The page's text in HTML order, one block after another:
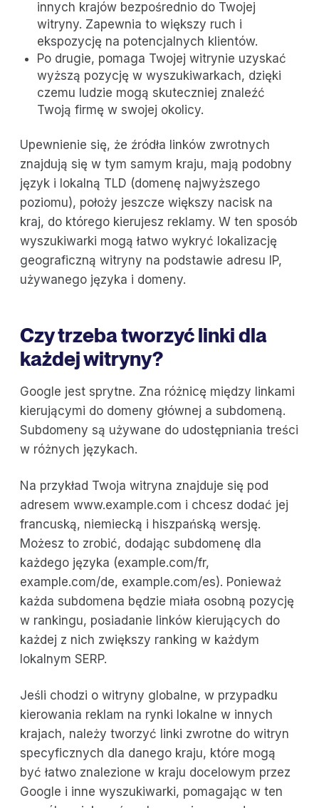
innych krajów bezpośrednio do Twojej
witryny. Zapewnia to większy ruch i
ekspozycję na potencjalnych klientów.
Po drugie, pomaga Twojej witrynie uzyskać
wyższą pozycję w wyszukiwarkach, dzięki
czemu ludzie mogą skuteczniej znaleźć
Twoją firmę w swojej okolicy.
Upewnienie się, że źródła linków zwrotnych
znajdują się w tym samym kraju, mają podobny
język i lokalną TLD (domenę najwyższego
poziomu), położy jeszcze większy nacisk na
kraj, do którego kierujesz reklamy. W ten sposób
wyszukiwarki mogą łatwo wykryć lokalizację
geograficzną witryny na podstawie adresu IP,
używanego języka i domeny.
Czy trzeba tworzyć linki dla
każdej witryny?
Google jest sprytne. Zna różnicę między linkami
kierującymi do domeny głównej a subdomeną.
Subdomeny są używane do udostępniania treści
w różnych językach.
Na przykład Twoja witryna znajduje się pod
adresem www.example.com i chcesz dodać jej
francuską, niemiecką i hiszpańską wersję.
Możesz to zrobić, dodając subdomenę dla
każdego języka (example.com/fr,
example.com/de, example.com/es). Ponieważ
każda subdomena będzie miała osobną pozycję
w rankingu, posiadanie linków kierujących do
każdej z nich zwiększy ranking w każdym
lokalnym SERP.
Jeśli chodzi o witryny globalne, w przypadku
kierowania reklam na rynki lokalne w innych
krajach, należy tworzyć linki zwrotne do witryn
specyficznych dla danego kraju, które mogą
być łatwo znalezione w kraju docelowym przez
Google i inne wyszukiwarki, pomagając w ten